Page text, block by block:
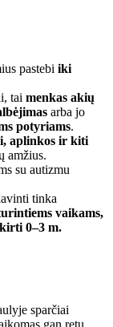
pastebi iki
tai menkas akių
arba jo
potyriams.
aplinkos ir kiti
amžius.
su autizmu
tinka
vaikams,
0–3 m.
sparčiai